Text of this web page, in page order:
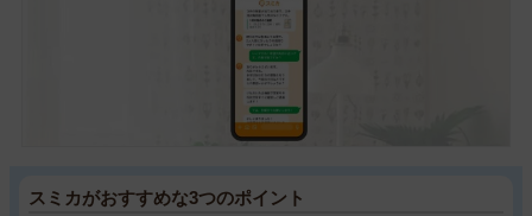
スミカがおすすめな3つのポイント